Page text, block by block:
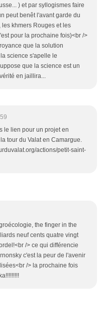
) et par syllogismes faire
peut benêt l'avant garde du
les khmers Rouges et les
pour la prochaine fois)<br />
que la solution
science s'apelle le
que la science est un
en jaillira...
le lien pour un projet en
tour du Valat en Camargue.
actions/petit-saint-
the finger in the
neuf cents quatre vingt
/> ce qui différencie
c'est la peur de l'avenir
/> la prochaine fois